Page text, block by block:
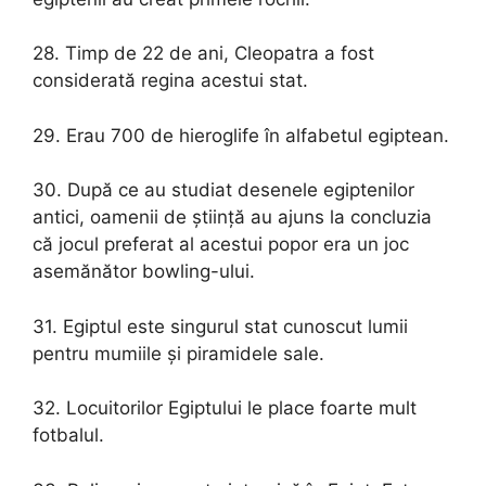
28. Timp de 22 de ani, Cleopatra a fost
considerată regina acestui stat.
29. Erau 700 de hieroglife în alfabetul egiptean.
30. După ce au studiat desenele egiptenilor
antici, oamenii de știință au ajuns la concluzia
că jocul preferat al acestui popor era un joc
asemănător bowling-ului.
31. Egiptul este singurul stat cunoscut lumii
pentru mumiile și piramidele sale.
32. Locuitorilor Egiptului le place foarte mult
fotbalul.